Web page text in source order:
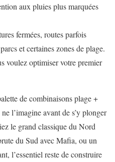
aux pluies plus marquées
fermées, routes parfois
et certaines zones de plage.
voulez optimiser votre premier
de combinaisons plage +
l’imagine avant de s’y plonger
le grand classique du Nord
du Sud avec Mafia, ou un
l’essentiel reste de construire